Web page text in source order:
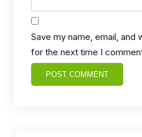
Save my name, email, and
for the next time I